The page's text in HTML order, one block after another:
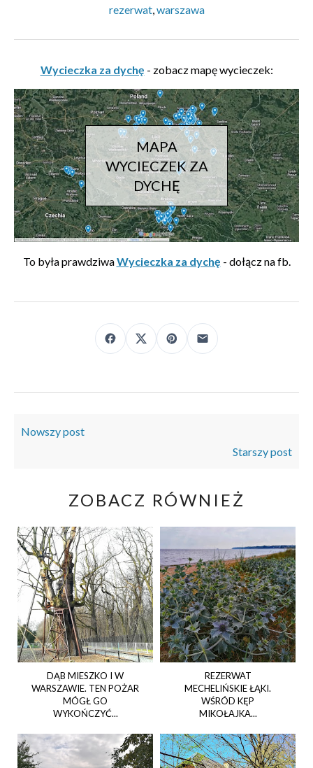
rezerwat,warszawa
Wycieczka za dychę - zobacz mapę wycieczek:
MAPA
WYCIECZEK ZA
DYCHĘ
To była prawdziwaWycieczka za dychę - dołącz na fb.
Nowszy post
Starszy post
ZOBACZ RÓWNIEŻ
DĄB MIESZKO I W
WARSZAWIE. TEN POŻAR
MÓGŁ GO
WYKOŃCZYĆ...
REZERWAT
MECHELIŃSKIE ŁĄKI.
WŚRÓD KĘP
MIKOŁAJKA...